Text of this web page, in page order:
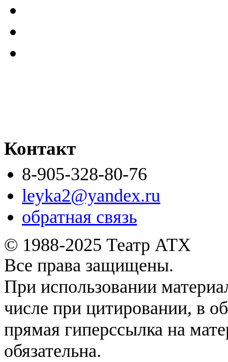
Контакт
8-905-328-80-76
leyka2@yandex.ru
обратная связь
© 1988-2025 Театр АТХ
Все права защищены.
При использовании
числе при цитировании, в
прямая гиперссылка на
обязательна.